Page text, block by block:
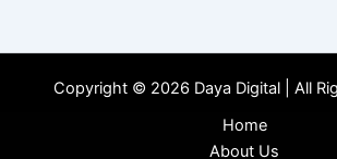
Copyright © 2026 Daya Digital | All
Home
About Us